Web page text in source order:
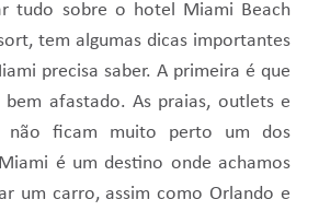
tudo sobre o hotel Miami Beach
tem algumas dicas importantes
precisa saber. A primeira é que
afastado. As praias, outlets e
não ficam muito perto um dos
é um destino onde achamos
um carro, assim como Orlando e